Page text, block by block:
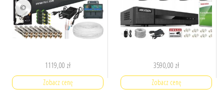
1119,00 zł
Zobacz cenę
3590,00 zł
Zobacz cenę